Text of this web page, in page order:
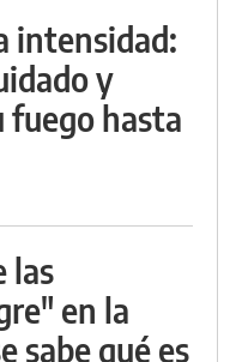
intensidad:
y
fuego hasta
las
en la
sabe qué es